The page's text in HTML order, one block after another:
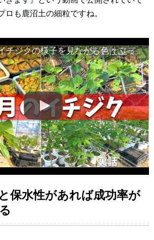
ロも鹿沼土の細粒ですね。
【暴露】5月のイチジクの様子を見ながら色々ぶっちゃけていきます
保水性があれば成功率が